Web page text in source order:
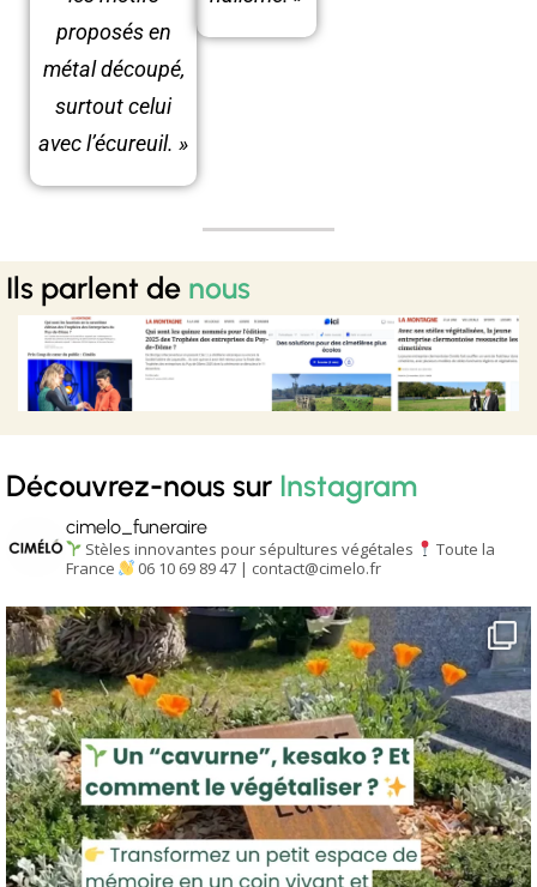
proposés en
métal découpé,
surtout celui
avec l’écureuil. »
Ils parlent de nous
Découvrez-nous sur Instagram
cimelo_funeraire
Stèles innovantes pour sépultures végétales
Toute la
France
06 10 69 89 47 | contact@cimelo.fr